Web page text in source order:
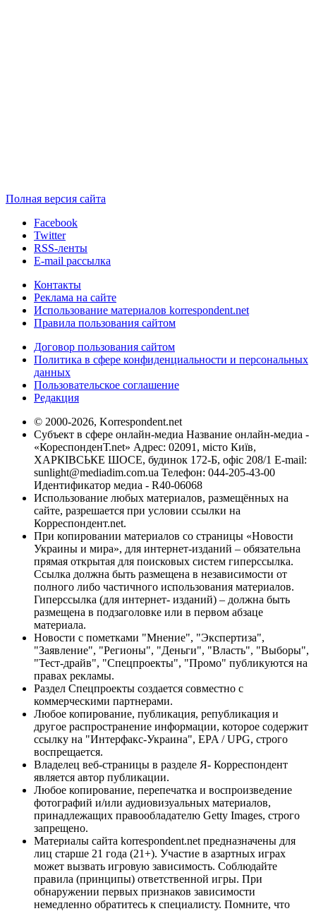
Полная версия сайта
Facebook
Twitter
RSS-ленты
E-mail рассылка
Контакты
Реклама на сайте
Использование материалов korrespondent.net
Правила пользования сайтом
Договор пользования сайтом
Политика в сфере конфиденциальности и персональных
данных
Пользовательское соглашение
Редакция
© 2000-2026, Korrespondent.net
Субъект в сфере онлайн-медиа Название онлайн-медиа -
«КореспонденТ.net» Адрес: 02091, місто Київ,
ХАРКІВСЬКЕ ШОСЕ, будинок 172-Б, офіс 208/1 E-mail:
sunlight@mediadim.com.ua Телефон: 044-205-43-00
Идентификатор медиа - R40-06068
Использование любых материалов, размещённых на
сайте, разрешается при условии ссылки на
Корреспондент.net.
При копировании материалов со страницы «Новости
Украины и мира», для интернет-изданий – обязательна
прямая открытая для поисковых систем гиперссылка.
Ссылка должна быть размещена в независимости от
полного либо частичного использования материалов.
Гиперссылка (для интернет- изданий) – должна быть
размещена в подзаголовке или в первом абзаце
материала.
Новости с пометками "Мнение", "Экспертиза",
"Заявление", "Регионы", "Деньги", "Власть", "Выборы",
"Тест-драйв", "Спецпроекты", "Промо" публикуются на
правах рекламы.
Раздел Спецпроекты создается совместно с
коммерческими партнерами.
Любое копирование, публикация, републикация и
другое распространение информации, которое содержит
ссылку на "Интерфакс-Украина", EPA / UPG, строго
воспрещается.
Владелец веб-страницы в разделе Я- Корреспондент
является автор публикации.
Любое копирование, перепечатка и воспроизведение
фотографий и/или аудиовизуальных материалов,
принадлежащих правообладателю Getty Images, строго
запрещено.
Материалы сайта korrespondent.net предназначены для
лиц старше 21 года (21+). Участие в азартных играх
может вызвать игровую зависимость. Соблюдайте
правила (принципы) ответственной игры. При
обнаружении первых признаков зависимости
немедленно обратитесь к специалисту. Помните, что